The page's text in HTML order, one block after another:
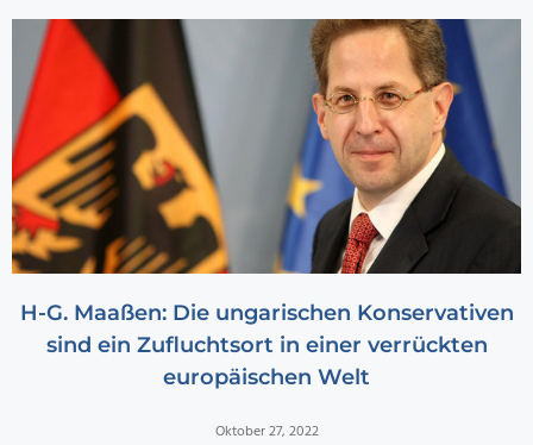
H-G. Maaßen: Die ungarischen Konservativen
sind ein Zufluchtsort in einer verrückten
europäischen Welt
Oktober 27, 2022